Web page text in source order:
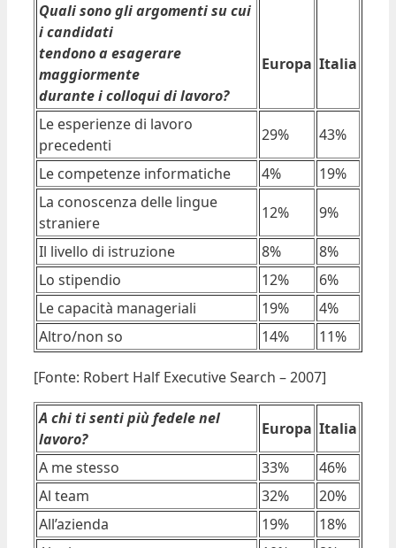
Quali sono gli argomenti su cui
i candidati
tendono a esagerare
maggiormente
durante i colloqui di lavoro?
Europa Italia
Le esperienze di lavoro
precedenti
29%
43%
Le competenze informatiche
4%
19%
La conoscenza delle lingue
straniere
12%
9%
Il livello di istruzione
8%
8%
Lo stipendio
12%
6%
Le capacità manageriali
19%
4%
Altro/non so
14% 11%
[Fonte: Robert Half Executive Search – 2007]
A chi ti senti più fedele nel
lavoro?
Europa Italia
A me stesso
33%
46%
Al team
32%
20%
All’azienda
19%
18%